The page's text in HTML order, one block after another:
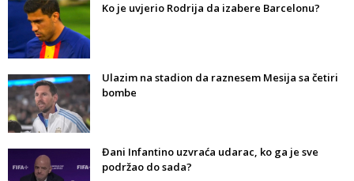
Ko je uvjerio Rodrija da izabere Barcelonu?
Ulazim na stadion da raznesem Mesija sa četiri
bombe
Đani Infantino uzvraća udarac, ko ga je sve
podržao do sada?